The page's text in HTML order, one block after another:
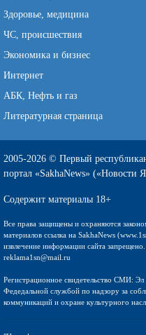
Здоровье, медицина
ЧС, происшествия
Экономика и бизнес
Интернет
АБК, Нефть и газ
Литературная страница
2005-2026 © Первый
портал «SakhaNews» («Новости
Содержит материалы 18+
Все права защищены и охраняются
материалов ссылка на SakhaNews
извлечение информации сайта
reklama1sn@mail.ru
Регистрационное свидетельство СМИ:
Федедальной службой по надзору за
коммуникаций и охране культурного